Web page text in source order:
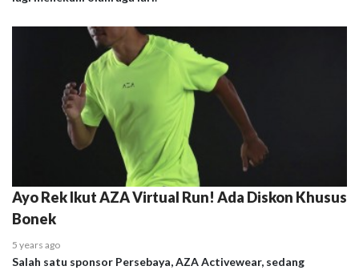
Ayo Rek Ikut AZA Virtual Run! Ada Diskon Khusus
Bonek
5 years ago
Salah satu sponsor Persebaya, AZA Activewear, sedang